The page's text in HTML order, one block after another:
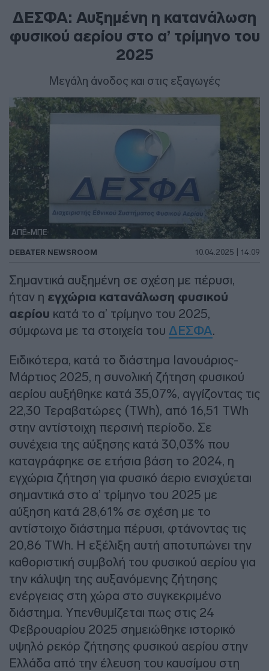
ΔΕΣΦΑ: Αυξημένη η κατανάλωση
φυσικού αερίου στο α’ τρίμηνο του
2025
Μεγάλη άνοδος και στις εξαγωγές
ΑΠΕ-ΜΠΕ
DEBATER NEWSROOM 10.04.2025 | 14:09
Σημαντικά αυξημένη σε σχέση με πέρυσι,
ήταν η εγχώρια κατανάλωση φυσικού
αερίου κατά το α’ τρίμηνο του 2025,
σύμφωνα με τα στοιχεία του ΔΕΣΦΑ.
Ειδικότερα, κατά το διάστημα Ιανουάριος-
Μάρτιος 2025, η συνολική ζήτηση φυσικού
αερίου αυξήθηκε κατά 35,07%, αγγίζοντας τις
22,30 Τεραβατώρες (TWh), από 16,51 TWh
στην αντίστοιχη περσινή περίοδο. Σε
συνέχεια της αύξησης κατά 30,03% που
καταγράφηκε σε ετήσια βάση το 2024, η
εγχώρια ζήτηση για φυσικό άεριο ενισχύεται
σημαντικά στο α’ τρίμηνο του 2025 με
αύξηση κατά 28,61% σε σχέση με το
αντίστοιχο διάστημα πέρυσι, φτάνοντας τις
20,86 TWh. Η εξέλιξη αυτή αποτυπώνει την
καθοριστική συμβολή του φυσικού αερίου για
την κάλυψη της αυξανόμενης ζήτησης
ενέργειας στη χώρα στο συγκεκριμένο
διάστημα. Υπενθυμίζεται πως στις 24
Φεβρουαρίου 2025 σημειώθηκε ιστορικό
υψηλό ρεκόρ ζήτησης φυσικού αερίου στην
Ελλάδα από την έλευση του καυσίμου στη